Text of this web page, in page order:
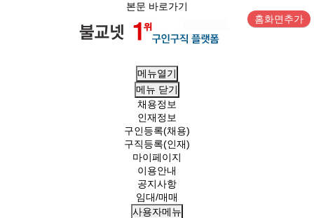
본문 바로가기
홈화면추가
메뉴열기
메뉴 닫기
채용정보
인재정보
구인등록(채용)
구직등록(인재)
마이페이지
이용안내
공지사항
임대/매매
사용자메뉴